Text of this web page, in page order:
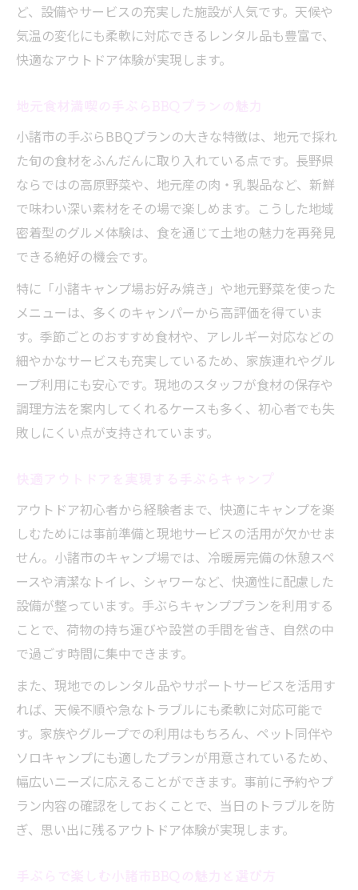
ど、設備やサービスの充実した施設が人気です。天候や
気温の変化にも柔軟に対応できるレンタル品も豊富で、
快適なアウトドア体験が実現します。
小諸市の手ぶらBBQプランの大きな特徴は、地元で採れ
た旬の食材をふんだんに取り入れている点です。長野県
ならではの高原野菜や、地元産の肉・乳製品など、新鮮
で味わい深い素材をその場で楽しめます。こうした地域
密着型のグルメ体験は、食を通じて土地の魅力を再発見
できる絶好の機会です。
特に「小諸キャンプ場お好み焼き」や地元野菜を使った
メニューは、多くのキャンパーから高評価を得ていま
す。季節ごとのおすすめ食材や、アレルギー対応などの
細やかなサービスも充実しているため、家族連れやグル
ープ利用にも安心です。現地のスタッフが食材の保存や
調理方法を案内してくれるケースも多く、初心者でも失
敗しにくい点が支持されています。
アウトドア初心者から経験者まで、快適にキャンプを楽
しむためには事前準備と現地サービスの活用が欠かせま
せん。小諸市のキャンプ場では、冷暖房完備の休憩スペ
ースや清潔なトイレ、シャワーなど、快適性に配慮した
設備が整っています。手ぶらキャンププランを利用する
ことで、荷物の持ち運びや設営の手間を省き、自然の中
で過ごす時間に集中できます。
また、現地でのレンタル品やサポートサービスを活用す
れば、天候不順や急なトラブルにも柔軟に対応可能で
す。家族やグループでの利用はもちろん、ペット同伴や
ソロキャンプにも適したプランが用意されているため、
幅広いニーズに応えることができます。事前に予約やプ
ラン内容の確認をしておくことで、当日のトラブルを防
ぎ、思い出に残るアウトドア体験が実現します。